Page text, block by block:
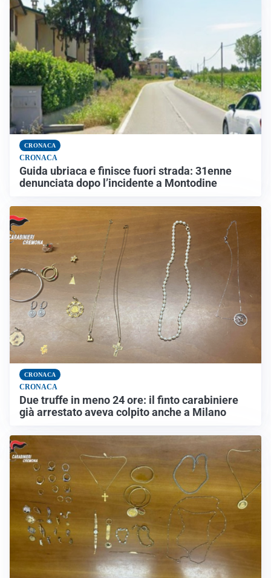
CRONACA
CRONACA
Guida ubriaca e finisce fuori strada: 31enne
denunciata dopo l’incidente a Montodine
CRONACA
CRONACA
Due truffe in meno 24 ore: il finto carabiniere
già arrestato aveva colpito anche a Milano